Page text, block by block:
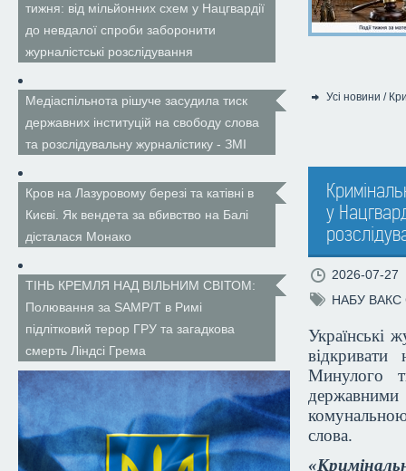
тижня: від мільйонних схем у Нацгвардії
до невдалої спроби заборонити
журналістські розслідування
Медіаспільнота рішуче засудила тиск
державних інституцій на свободу слова
та розслідувальну журналістику - ЗМІ
Кров на Лазуровому березі та катівні в
Києві. Як вендета за вбивство на Балі
дісталася Монако
ТІНЬ КРЕМЛЯ НАД ВІЛЬНИМ СВІТОМ:
Полювання за SAMP/T в Римі
підлітковий терор ГРУ та загадкова
смерть Ліндсі Грема
Усі новини /
у
2026-07-27
НАБУ ВАКС
Українські
Минулого
слова.